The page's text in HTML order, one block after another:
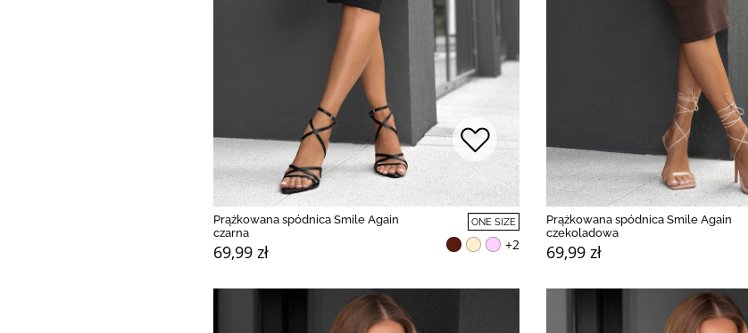
Prążkowana spódnica Smile Again
czarna
69,99 zł
ONE SIZE
+2
Prążkowana spódnica Smile Again
czekoladowa
69,99 zł